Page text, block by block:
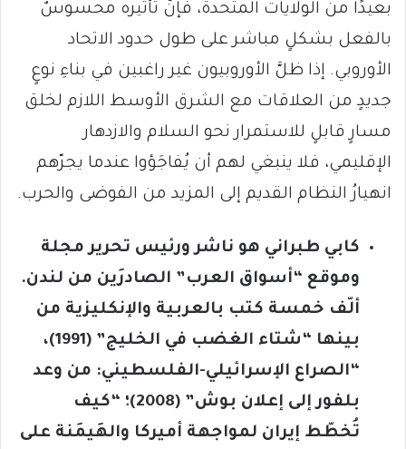
بعيدًا من الولايات المتحدة، فإنَّ تأثيره محسوسٌ
بالفعل بشكلٍ مباشر على طول حدود الاتحاد
الأوروبي. إذا ظلَّ الأوروبيون غير راغبين في بناءِ نوعٍ
جديدٍ من العلاقات مع الشرق الأوسط اللازم لخلق
مسارٍ قابلٍ للاستمرار نحو السلام والازدهار
الإقليمي، فلا ينبغي لهم أن يُفاجَؤوا عندما يجرّهم
انهيارُ النظام القديم إلى المزيد من الفوضى والحرب.
كابي طبراني هو ناشر ورئيس تحرير مجلة
وموقع “أسواق العرب” الصادرَين من لندن.
ألّف خمسة كتب بالعربية والإنكليزية من
بينها “شتاء الغضب في الخليج” (1991)،
“الصراع الإسرائيلي-الفلسطيني: من وعد
بلفور إلى إعلان بوش” (2008)؛ “كيف
تُخطّط إيران لمواجهة أميركا والهَيمَنة على